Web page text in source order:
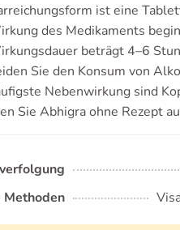
ist eine
des Medikaments
beträgt 4–6
Sie den Konsum von
Nebenwirkung sind
Sie Abhigra ohne Rezept